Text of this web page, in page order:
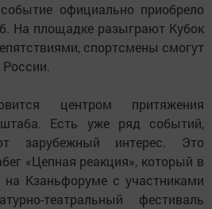
официально приобрело
На площадке разыграют Кубок
спортсмены смогут
центром притяжения
Есть уже ряд событий,
зарубежный интерес. Это
«Цепная реакция», который в
на Кзаньфоруме с участниками
театральный фестиваль